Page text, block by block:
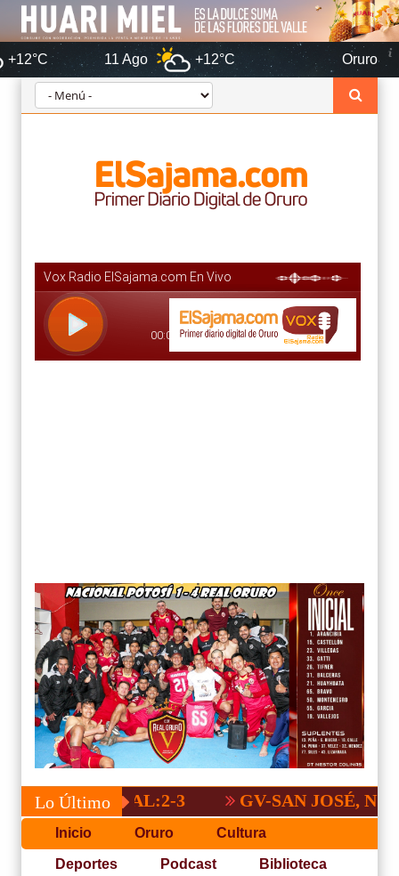
11 Ago +12°C Oruro
Lo Último
3 GV-SAN JOSÉ, NO PUDO
Inicio Oruro Cultura
Deportes Podcast Biblioteca